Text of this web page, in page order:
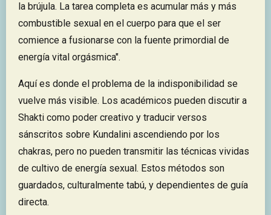
la brújula. La tarea completa es acumular más y más
combustible sexual en el cuerpo para que el ser
comience a fusionarse con la fuente primordial de
energía vital orgásmica".
Aquí es donde el problema de la indisponibilidad se
vuelve más visible. Los académicos pueden discutir a
Shakti como poder creativo y traducir versos
sánscritos sobre Kundalini ascendiendo por los
chakras, pero no pueden transmitir las técnicas vividas
de cultivo de energía sexual. Estos métodos son
guardados, culturalmente tabú, y dependientes de guía
directa.